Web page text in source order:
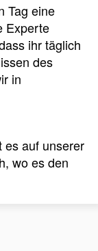
Tag eine
Experte
ihr täglich
des
in
es auf unserer
wo es den